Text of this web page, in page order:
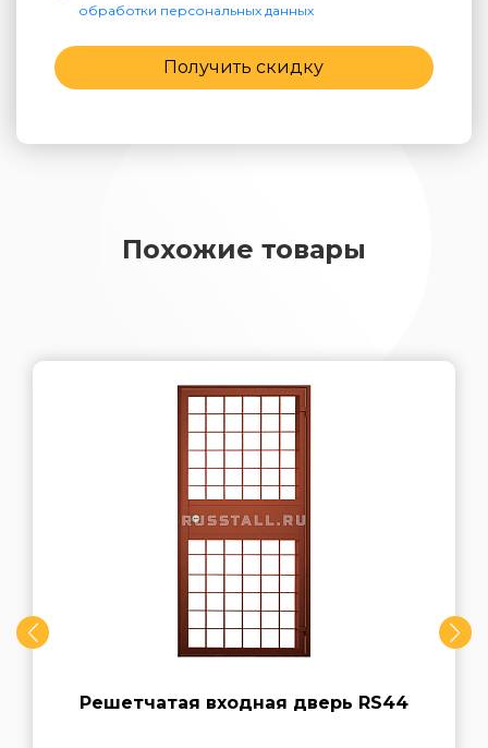
обработки персональных данных
Получить скидку
Похожие товары
Решетчатая входная дверь RS44